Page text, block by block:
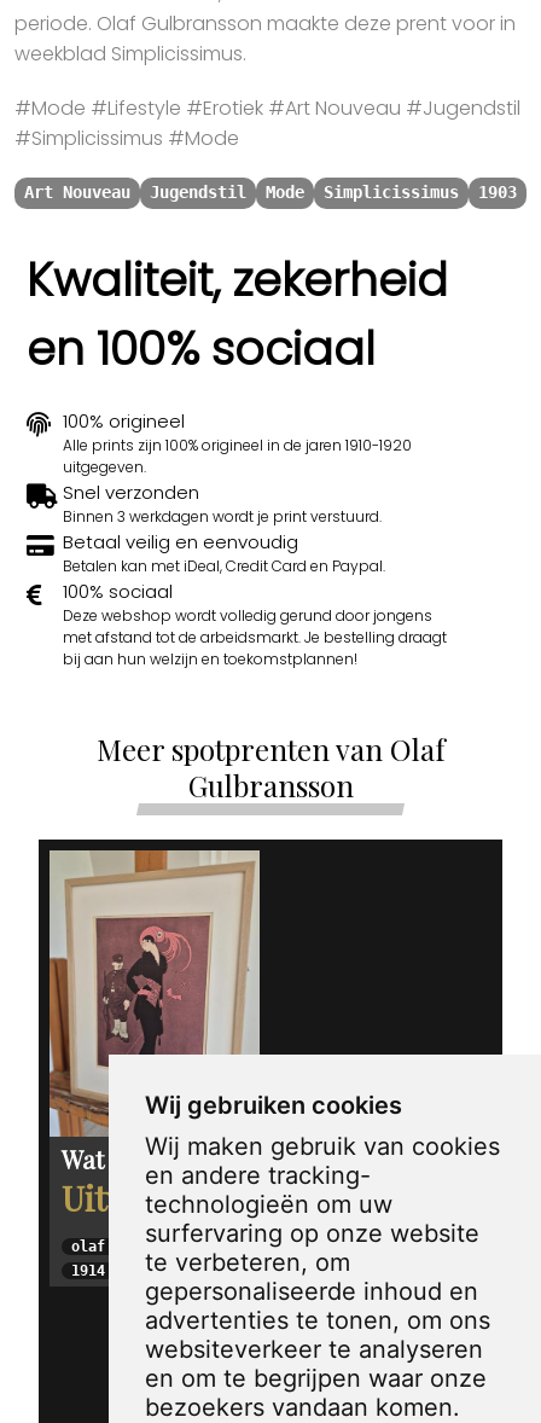
Wij gebruiken cookies
Wij maken gebruik van cookies
en andere tracking-
technologieën om uw
surfervaring op onze website
te verbeteren, om
gepersonaliseerde inhoud en
advertenties te tonen, om ons
websiteverkeer te analyseren
en om te begrijpen waar onze
bezoekers vandaan komen.
periode. Olaf Gulbransson maakte deze prent voor in
weekblad Simplicissimus.
#Mode #Lifestyle #Erotiek #Art Nouveau #Jugendstil
#Simplicissimus #Mode
Art Nouveau Jugendstil Mode Simplicissimus 1903
Kwaliteit, zekerheid
en 100% sociaal
100% origineel
Alle prints zijn 100% origineel in de jaren 1910-1920
uitgegeven.
Snel verzonden
Binnen 3 werkdagen wordt je print verstuurd.
Betaal veilig en eenvoudig
Betalen kan met iDeal, Credit Card en Paypal.
100% sociaal
Deze webshop wordt volledig gerund door jongens
met afstand tot de arbeidsmarkt. Je bestelling draagt
bij aan hun welzijn en toekomstplannen!
Meer spotprenten van Olaf
Gulbransson
Wat kijk je nou
Uitverkocht
olaf gulbransson
1914